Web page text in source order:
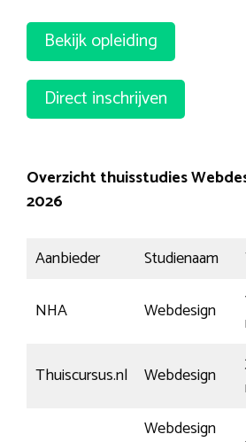
Bekijk opleiding
Direct inschrijven
Overzicht thuisstudies
2026
Aanbieder Studienaam
NHA
Webdesign
Thuiscursus.nl
Webdesign
Webdesign